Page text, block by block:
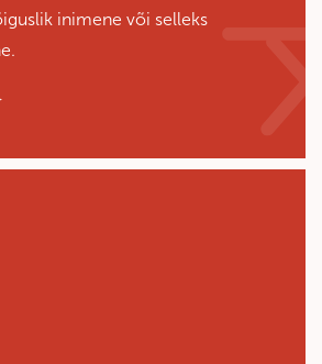
inimene või selleks